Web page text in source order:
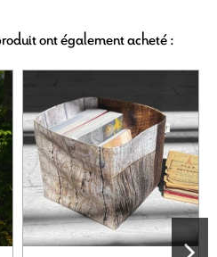
ont également acheté :